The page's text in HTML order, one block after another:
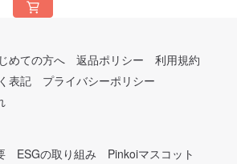
めての方へ 返品ポリシー
利用規約
表記
プライバシーポリシー
ESGの取り組み Pinkoiマスコット